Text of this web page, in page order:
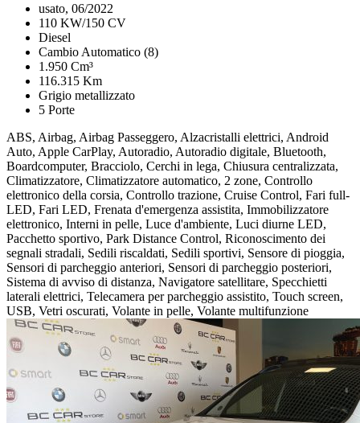
usato, 06/2022
110 KW/150 CV
Diesel
Cambio Automatico (8)
1.950 Cm³
116.315 Km
Grigio metallizzato
5 Porte
ABS, Airbag, Airbag Passeggero, Alzacristalli elettrici, Android
Auto, Apple CarPlay, Autoradio, Autoradio digitale, Bluetooth,
Boardcomputer, Bracciolo, Cerchi in lega, Chiusura centralizzata,
Climatizzatore, Climatizzatore automatico, 2 zone, Controllo
elettronico della corsia, Controllo trazione, Cruise Control, Fari full-
LED, Fari LED, Frenata d'emergenza assistita, Immobilizzatore
elettronico, Interni in pelle, Luce d'ambiente, Luci diurne LED,
Pacchetto sportivo, Park Distance Control, Riconoscimento dei
segnali stradali, Sedili riscaldati, Sedili sportivi, Sensore di pioggia,
Sensori di parcheggio anteriori, Sensori di parcheggio posteriori,
Sistema di avviso di distanza, Navigatore satellitare, Specchietti
laterali elettrici, Telecamera per parcheggio assistito, Touch screen,
USB, Vetri oscurati, Volante in pelle, Volante multifunzione